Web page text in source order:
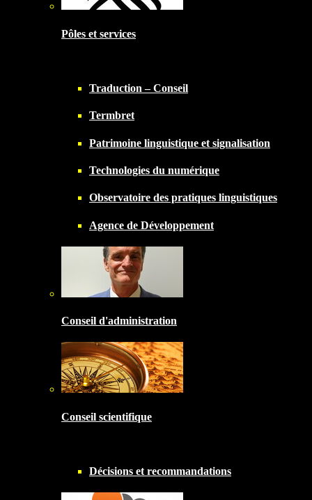
Pôles et services
Traduction – Conseil
Termbret
Patrimoine linguistique et signalisation
Technologies du numérique
Observatoire des pratiques linguistiques
Agence de Développement
Conseil d'administration
Conseil scientifique
Décisions et recommandations